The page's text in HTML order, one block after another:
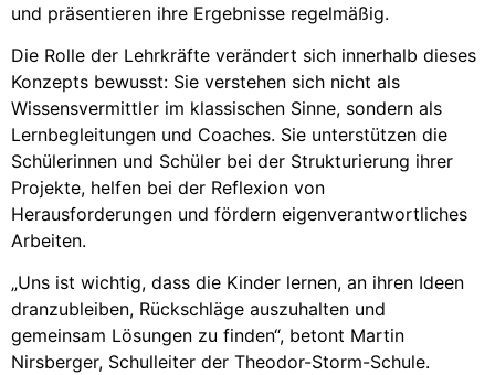
und präsentieren ihre Ergebnisse regelmäßig.
Die Rolle der Lehrkräfte verändert sich innerhalb dieses
Konzepts bewusst: Sie verstehen sich nicht als
Wissensvermittler im klassischen Sinne, sondern als
Lernbegleitungen und Coaches. Sie unterstützen die
Schülerinnen und Schüler bei der Strukturierung ihrer
Projekte, helfen bei der Reflexion von
Herausforderungen und fördern eigenverantwortliches
Arbeiten.
„Uns ist wichtig, dass die Kinder lernen, an ihren Ideen
dranzubleiben, Rückschläge auszuhalten und
gemeinsam Lösungen zu finden“, betont Martin
Nirsberger, Schulleiter der Theodor-Storm-Schule.